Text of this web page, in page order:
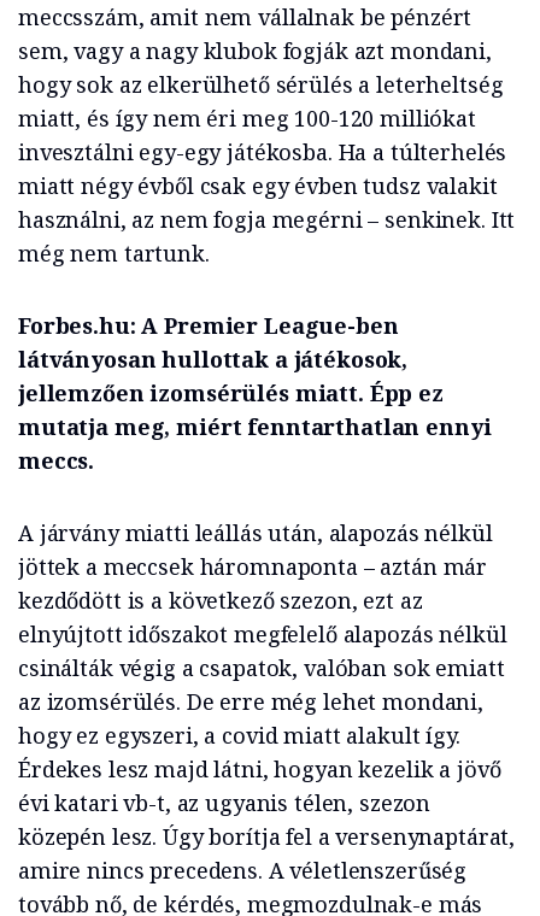
meccsszám, amit nem vállalnak be pénzért
sem, vagy a nagy klubok fogják azt mondani,
hogy sok az elkerülhető sérülés a leterheltség
miatt, és így nem éri meg 100-120 milliókat
invesztálni egy-egy játékosba. Ha a túlterhelés
miatt négy évből csak egy évben tudsz valakit
használni, az nem fogja megérni – senkinek. Itt
még nem tartunk.
Forbes.hu: A Premier League-ben
látványosan hullottak a játékosok,
jellemzően izomsérülés miatt. Épp ez
mutatja meg, miért fenntarthatlan ennyi
meccs.
A járvány miatti leállás után, alapozás nélkül
jöttek a meccsek háromnaponta – aztán már
kezdődött is a következő szezon, ezt az
elnyújtott időszakot megfelelő alapozás nélkül
csinálták végig a csapatok, valóban sok emiatt
az izomsérülés. De erre még lehet mondani,
hogy ez egyszeri, a covid miatt alakult így.
Érdekes lesz majd látni, hogyan kezelik a jövő
évi katari vb-t, az ugyanis télen, szezon
közepén lesz. Úgy borítja fel a versenynaptárat,
amire nincs precedens. A véletlenszerűség
tovább nő, de kérdés, megmozdulnak-e más